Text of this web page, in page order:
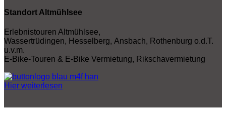
Standort Altmühlsee
Erlebnistouren Altmühlsee,
Wassertrüdingen, Hesselberg, Ansbach, Rothenburg o.d.T.
u.v.m.
E-Bike-Touren & E-Bike Vermietung, Rikschavermietung
Hier weiterlesen